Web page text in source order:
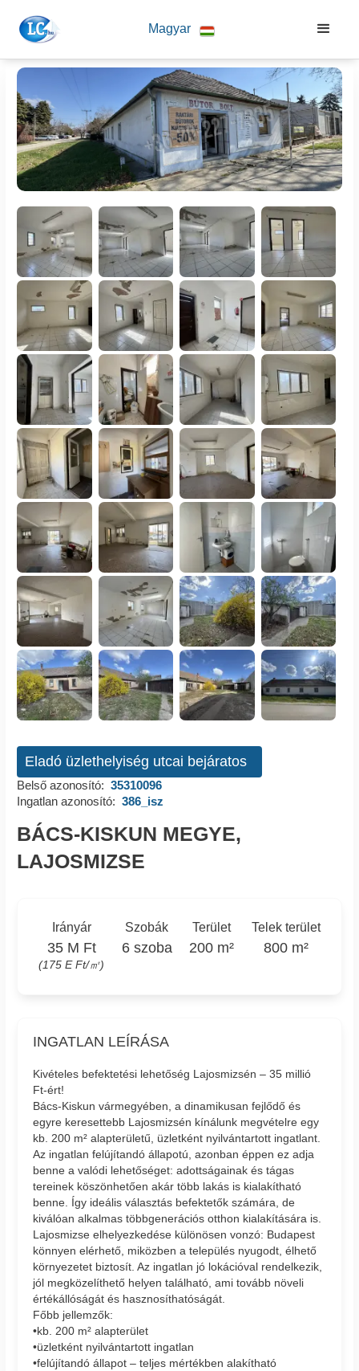
Magyar
Eladó üzlethelyiség utcai bejáratos
Belső azonosító: 35310096
Ingatlan azonosító: 386_isz
BÁCS-KISKUN MEGYE,
LAJOSMIZSE
Irányár
35 M Ft
(175 E Ft/㎡)
Szobák
6 szoba
Terület
200 m²
Telek terület
800 m²
INGATLAN LEÍRÁSA
Kivételes befektetési lehetőség Lajosmizsén – 35 millió
Ft-ért!
Bács-Kiskun vármegyében, a dinamikusan fejlődő és
egyre keresettebb Lajosmizsén kínálunk megvételre egy
kb. 200 m² alapterületű, üzletként nyilvántartott ingatlant.
Az ingatlan felújítandó állapotú, azonban éppen ez adja
benne a valódi lehetőséget: adottságainak és tágas
tereinek köszönhetően akár több lakás is kialakítható
benne. Így ideális választás befektetők számára, de
kiválóan alkalmas többgenerációs otthon kialakítására is.
Lajosmizse elhelyezkedése különösen vonzó: Budapest
könnyen elérhető, miközben a település nyugodt, élhető
környezetet biztosít. Az ingatlan jó lokációval rendelkezik,
jól megközelíthető helyen található, ami tovább növeli
értékállóságát és hasznosíthatóságát.
Főbb jellemzők:
•kb. 200 m² alapterület
•üzletként nyilvántartott ingatlan
•felújítandó állapot – teljes mértékben alakítható